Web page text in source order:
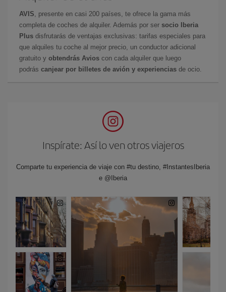
AVIS , presente en casi 200 países, te ofrece la gama más
completa de coches de alquiler. Además por ser socio Iberia
Plus disfrutarás de ventajas exclusivas: tarifas especiales para
que alquiles tu coche al mejor precio, un conductor adicional
gratuito y obtendrás Avios con cada alquiler que luego
podrás canjear por billetes de avión y experiencias de ocio.
Inspírate: Así lo ven otros viajeros
Comparte tu experiencia de viaje con #tu destino, #InstantesIberia
e @Iberia